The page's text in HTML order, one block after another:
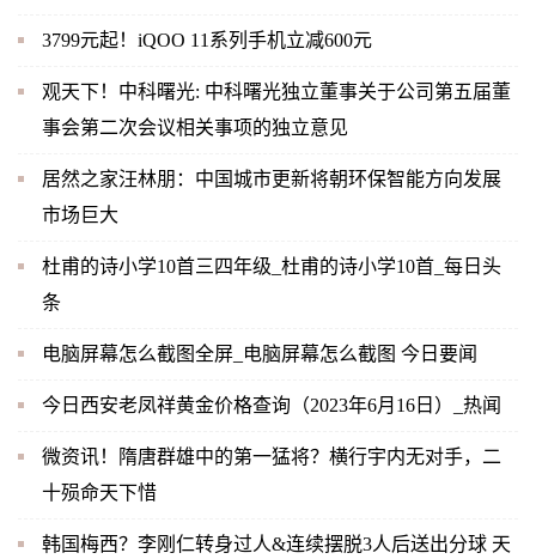
3799元起！iQOO 11系列手机立减600元
观天下！中科曙光: 中科曙光独立董事关于公司第五届董
事会第二次会议相关事项的独立意见
居然之家汪林朋：中国城市更新将朝环保智能方向发展
市场巨大
杜甫的诗小学10首三四年级_杜甫的诗小学10首_每日头
条
电脑屏幕怎么截图全屏_电脑屏幕怎么截图 今日要闻
今日西安老凤祥黄金价格查询（2023年6月16日）_热闻
微资讯！隋唐群雄中的第一猛将？横行宇内无对手，二
十殒命天下惜
韩国梅西？李刚仁转身过人&连续摆脱3人后送出分球 天